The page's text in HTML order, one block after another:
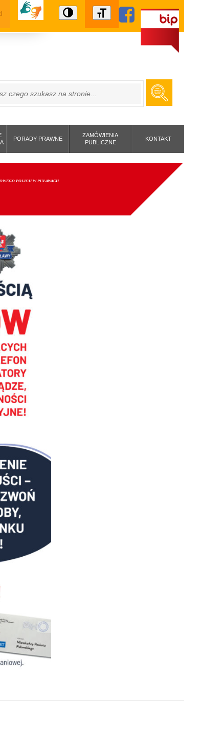
PORADY PRAWNE
ZAMÓWIENIA
PUBLICZNE
KONTAKT
POLICJI W PUŁAWACH